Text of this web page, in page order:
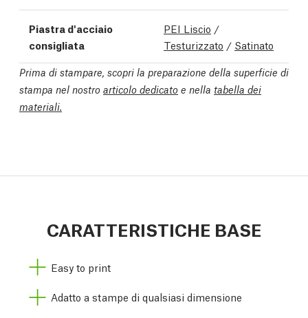
Piastra d'acciaio
consigliata
PEI Liscio /
Testurizzato / Satinato
Prima di stampare, scopri la preparazione della superficie di
stampa nel nostro articolo dedicato e nella tabella dei
materiali.
CARATTERISTICHE BASE
Easy to print
Adatto a stampe di qualsiasi dimensione